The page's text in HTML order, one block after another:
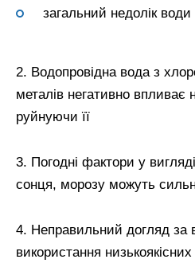
загальний недолік води
2. Водопровідна вода з
металів негативно впливає
руйнуючи її
3. Погодні фактори у
сонця, морозу можуть
4. Неправильний догляд за
використання